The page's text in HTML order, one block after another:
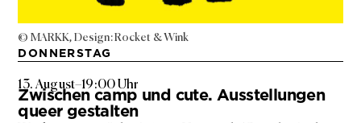
© MARKK, Design: Rocket & Wink
DONNERSTAG
13. August–19:00 Uhr
Zwischen camp und cute. Ausstellungen
queer gestalten